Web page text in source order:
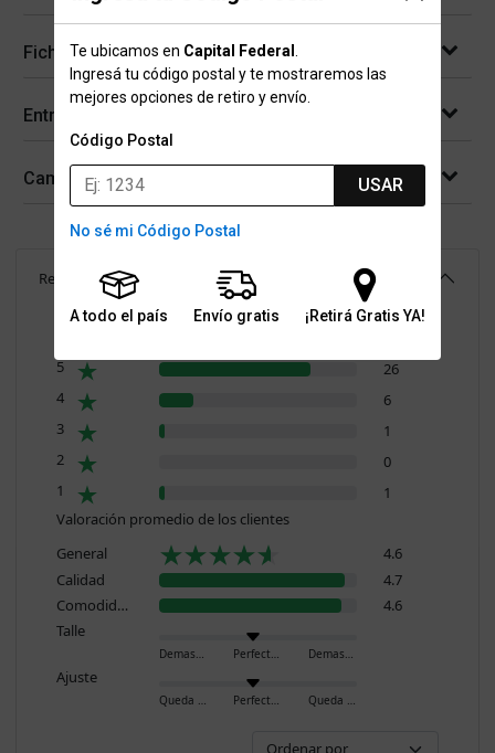
Te ubicamos en Capital Federal
Ingresá tu código postal y te mostraremos las
mejores opciones de retiro y envío.
Código Postal
USAR
No sé mi Código Postal
A todo el país Envío gratis ¡Retirá Gratis YA!
Ficha técnica
Entregas
Cambios y devoluciones
Reseñas (34)
5
26
4
6
3
1
2
0
1
1
Valoración promedio de los clientes
General
4.6
Calidad
4.7
Comodidad
4.6
Talle
Demasiado pequeño Perfecto Demasiado grande
Ajuste
Queda ajustado Perfecto Queda holgado